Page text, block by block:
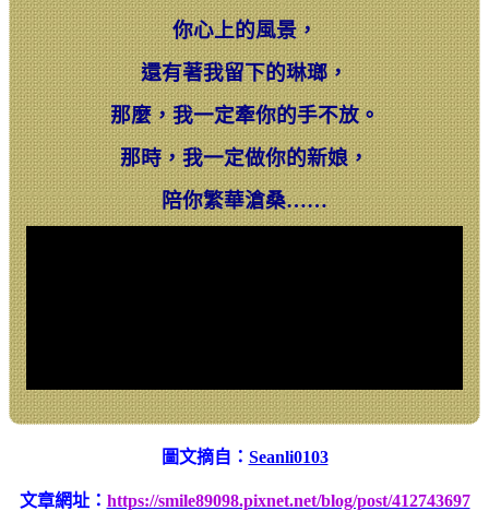
你心上的風景，
還有著我留下的琳瑯，
那麼，我一定牽你的手不放。
那時，我一定做你的新娘，
陪你繁華滄桑……
圖文摘自： Seanli0103
文章網址： https://smile89098.pixnet.net/blog/post/412743697